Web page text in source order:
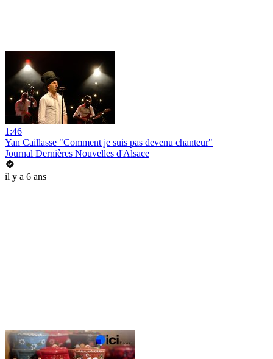
1:46
Yan Caillasse "Comment je suis pas devenu chanteur"
Journal Dernières Nouvelles d'Alsace
il y a 6 ans